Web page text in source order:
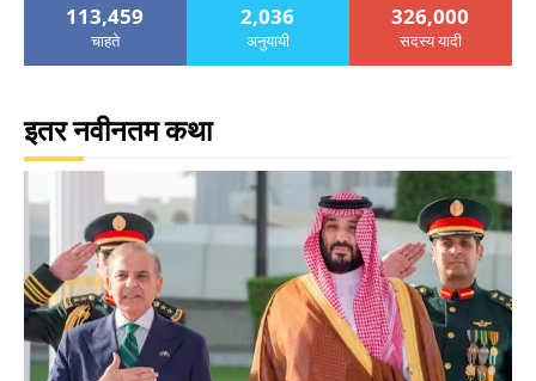
113,459
चाहते
2,036
अनुयायी
326,000
सदस्य यादी
इतर नवीनतम कथा